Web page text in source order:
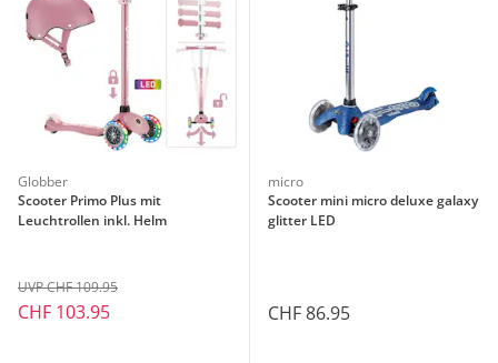
Globber
Scooter Primo Plus mit
Leuchtrollen inkl. Helm
CHF 103.95
UVP CHF 109.95
micro
Scooter mini micro deluxe galaxy
glitter LED
CHF 86.95